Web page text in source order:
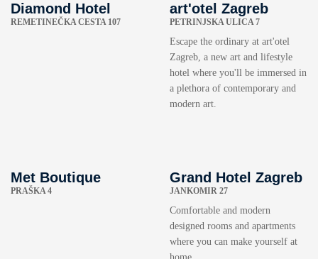
Diamond Hotel
REMETINEČKA CESTA 107
art'otel Zagreb
PETRINJSKA ULICA 7
Escape the ordinary at art'otel
Zagreb, a new art and lifestyle
hotel where you'll be immersed in
a plethora of contemporary and
modern art.
Met Boutique
PRAŠKA 4
Grand Hotel Zagreb
JANKOMIR 27
Comfortable and modern
designed rooms and apartments
where you can make yourself at